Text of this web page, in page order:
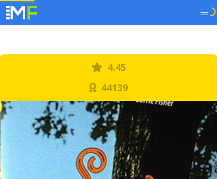
4.45
44139